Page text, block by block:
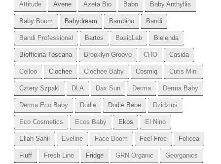
Attitude Avene Azeta Bio Babo Baby Anthyllis
Baby Boom Babydream Bambino Bandi
Bandi Professional Bartos BasicLab Bielenda
Biofficina Toscana Brooklyn Groove CHO Casida
Celloo Clochee Clochee Baby Cosmiq Cutis Mini
Cztery Szpaki DLA Dax Sun Derma Derma Baby
Derma Eco Baby Dodie Dodie Bebe Dzidziuś
Eco Cosmetics Ecos Baby Ekos El Nino
Eliah Sahil Eveline Face Boom Feel Free Felicea
Fluff Fresh Line Fridge GRN Organic Georganics